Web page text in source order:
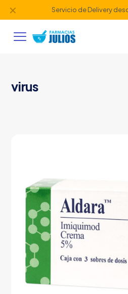
Servicio de Delivery
✕
virus